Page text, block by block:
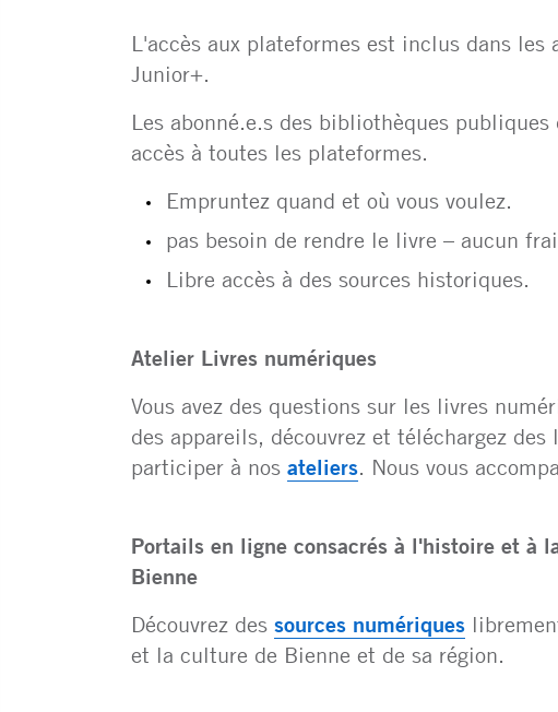
L'accès aux plateformes est inclus dans les
Junior+.
Les abonné.e.s des bibliothèques
accès à toutes les plateformes.
Empruntez quand et où vous voulez.
pas besoin de rendre le livre – aucun
Libre accès à des sources historiques.
Atelier Livres numériques
Vous avez des questions sur les livres
des appareils, découvrez et téléchargez
participer à nos ateliers. Nous vous
Portails en ligne consacrés à l'histoire et à
Bienne
Découvrez des sources numériques
et la culture de Bienne et de sa région.